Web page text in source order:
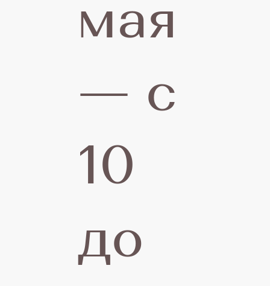
мая
— с
10
до